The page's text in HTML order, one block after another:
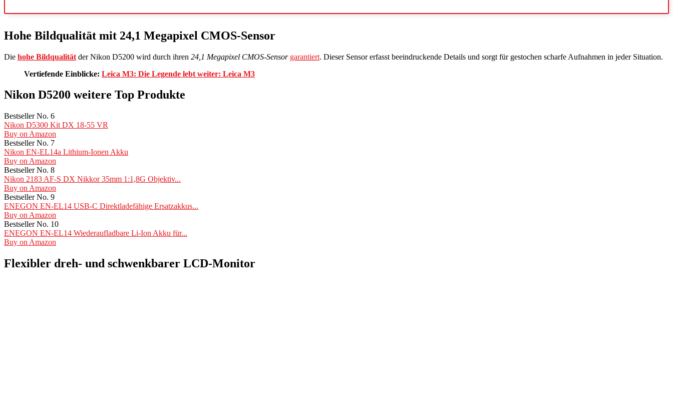
Hohe Bildqualität mit 24,1 Megapixel CMOS-Sensor
Die hohe Bildqualität der Nikon D5200 wird durch ihren 24,1 Megapixel CMOS-Sensor garantiert. Dieser Sensor erfasst beeindruckende Details und sorgt für gestochen scharfe Aufnahmen in jeder Situation.
Vertiefende Einblicke: Leica M3: Die Legende lebt weiter: Leica M3
Nikon D5200 weitere Top Produkte
Bestseller No. 6
Nikon D5300 Kit DX 18-55 VR
Buy on Amazon
Bestseller No. 7
Nikon EN-EL14a Lithium-Ionen Akku
Buy on Amazon
Bestseller No. 8
Nikon 2183 AF-S DX Nikkor 35mm 1:1,8G Objektiv...
Buy on Amazon
Bestseller No. 9
ENEGON EN-EL14 USB-C Direktladefähige Ersatzakkus...
Buy on Amazon
Bestseller No. 10
ENEGON EN-EL14 Wiederaufladbare Li-Ion Akku für...
Buy on Amazon
Flexibler dreh- und schwenkbarer LCD-Monitor